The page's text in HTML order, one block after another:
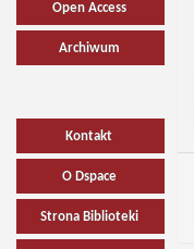
Open Access
Archiwum
Kontakt
O Dspace
Strona Biblioteki